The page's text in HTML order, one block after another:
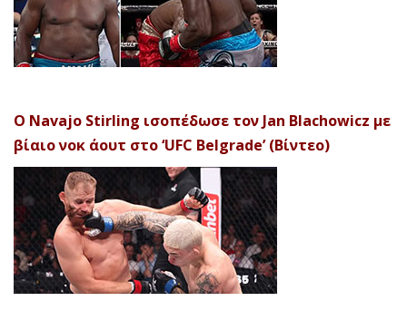
Ο Navajo Stirling ισοπέδωσε τον Jan Blachowicz με
βίαιο νοκ άουτ στο ‘UFC Belgrade’ (Βίντεο)